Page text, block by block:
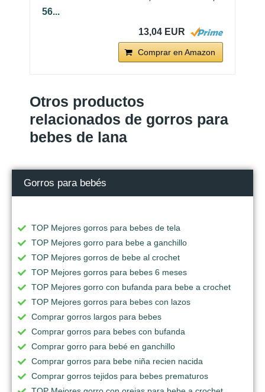
56...
13,04 EUR
Comprar en Amazon
Otros productos
relacionados de gorros para
bebes de lana
Gorros para bebés
TOP Mejores gorros para bebes de tela
TOP Mejores gorro para bebe a ganchillo
TOP Mejores gorros de bebe al crochet
TOP Mejores gorros para bebes 6 meses
TOP Mejores gorro con bufanda para bebe a crochet
TOP Mejores gorros para bebes con lazos
Comprar gorros largos para bebes
Comprar gorros para bebes con bufanda
Comprar gorro para bebé en ganchillo
Comprar gorros para bebe niña recien nacida
Comprar gorros tejidos para bebes prematuros